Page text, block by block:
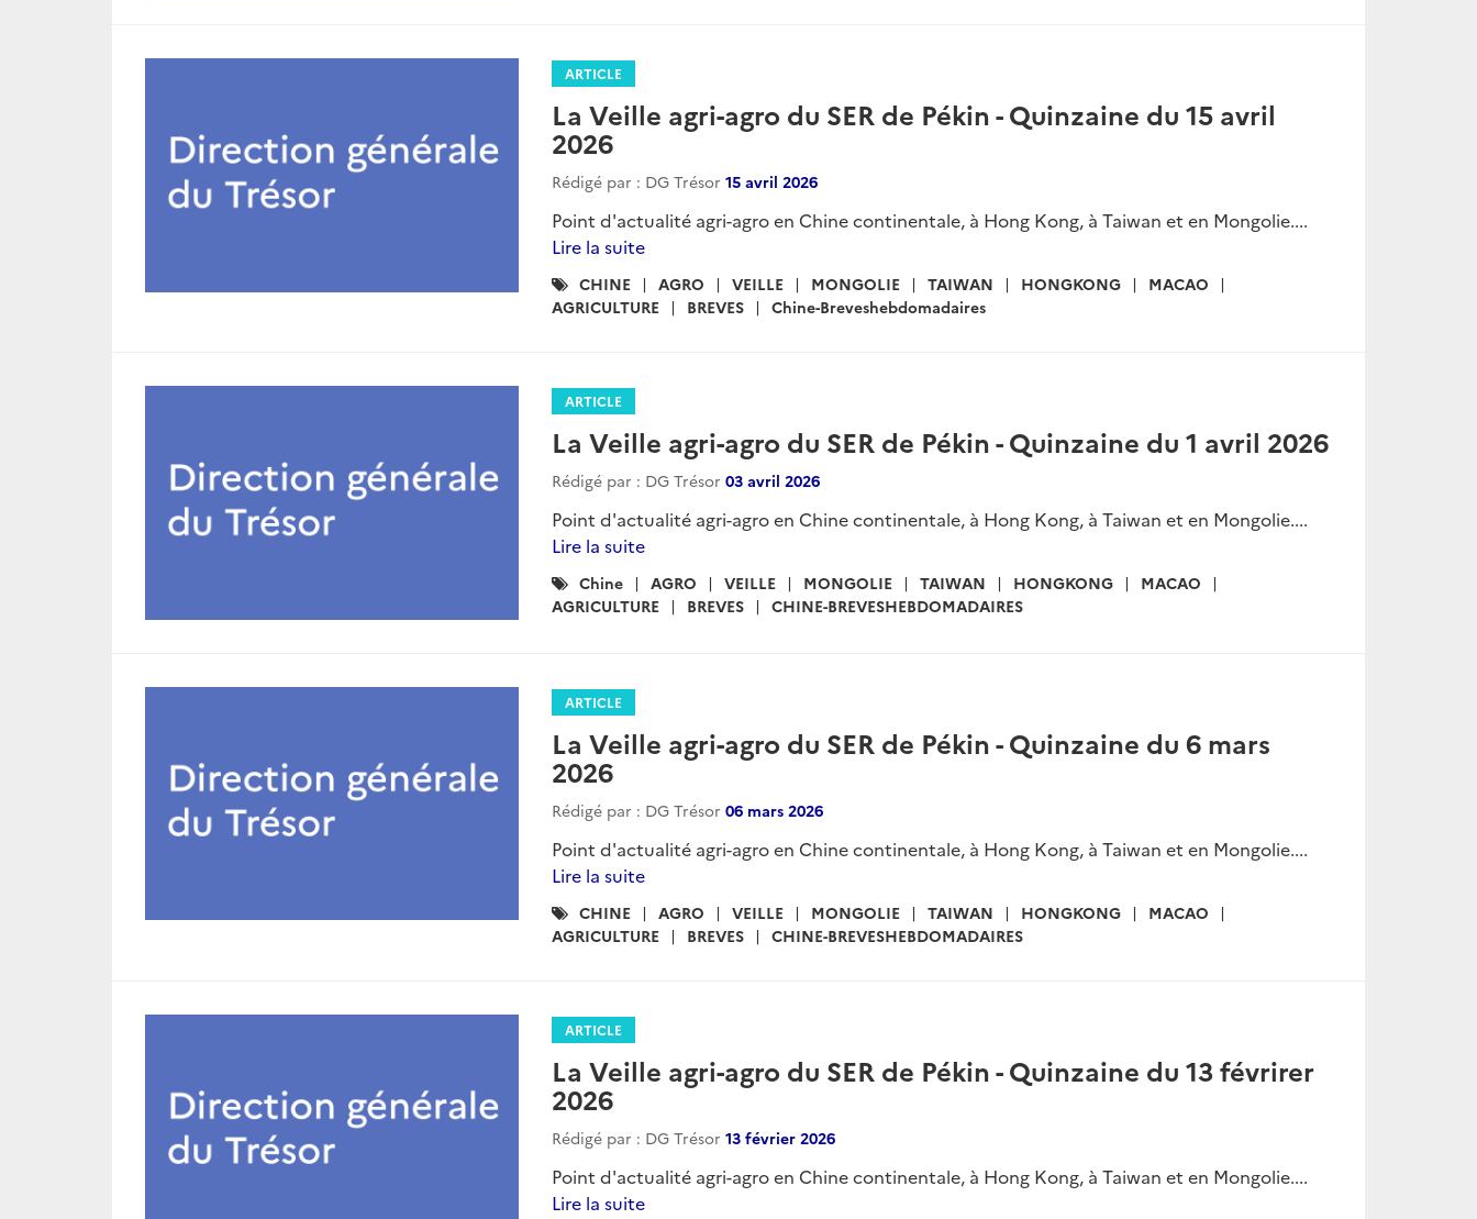
ARTICLE
La Veille agri-agro du SER de Pékin - Quinzaine du 15 avril
2026
Rédigé par : DG Trésor 15 avril 2026
Point d'actualité agri-agro en Chine continentale, à Hong Kong, à Taiwan et en Mongolie....
Lire la suite
Catégories
:
CHINE AGRO VEILLE MONGOLIE TAIWAN HONGKONG
MACAO
AGRICULTURE
BREVES Chine-Breveshebdomadaires
ARTICLE
La Veille agri-agro du SER de Pékin - Quinzaine du 1 avril 2026
Rédigé par : DG Trésor 03 avril 2026
Point d'actualité agri-agro en Chine continentale, à Hong Kong, à Taiwan et en Mongolie....
Lire la suite
Catégories
:
Chine AGRO VEILLE MONGOLIE TAIWAN HONGKONG
MACAO
AGRICULTURE
BREVES CHINE-BREVESHEBDOMADAIRES
ARTICLE
La Veille agri-agro du SER de Pékin - Quinzaine du 6 mars
2026
Rédigé par : DG Trésor 06 mars 2026
Point d'actualité agri-agro en Chine continentale, à Hong Kong, à Taiwan et en Mongolie....
Lire la suite
Catégories
:
CHINE AGRO VEILLE MONGOLIE TAIWAN HONGKONG
MACAO
AGRICULTURE
BREVES CHINE-BREVESHEBDOMADAIRES
ARTICLE
La Veille agri-agro du SER de Pékin - Quinzaine du 13 févrirer
2026
Rédigé par : DG Trésor 13 février 2026
Point d'actualité agri-agro en Chine continentale, à Hong Kong, à Taiwan et en Mongolie....
Lire la suite